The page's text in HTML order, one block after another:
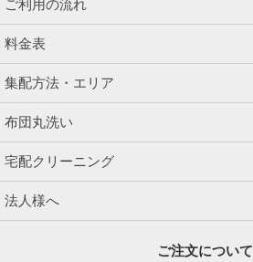
ご利用の流れ
料金表
集配方法・エリア
布団丸洗い
宅配クリーニング
法人様へ
ご注文について